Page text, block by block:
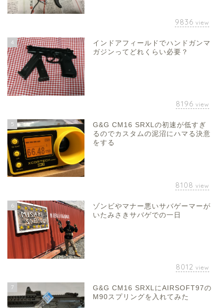
9836 view
4
インドアフィールドでハンドガンマ
ガジンってどれくらい必要？
8196 view
5
G&G CM16 SRXLの初速が低すぎ
るのでカスタムの泥沼にハマる決意
をする
8108 view
6
ゾンビやマナー悪いサバゲーマーが
いたみさきサバゲでの一日
8012 view
7
G&G CM16 SRXLにAIRSOFT97の
M90スプリングを入れてみた